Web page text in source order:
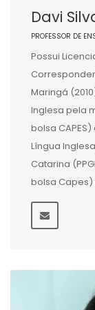
Davi
PROFESSOR DE
Possui
Maringá
Inglesa pela
bolsa
Língua
Catarina
bolsa Capes)